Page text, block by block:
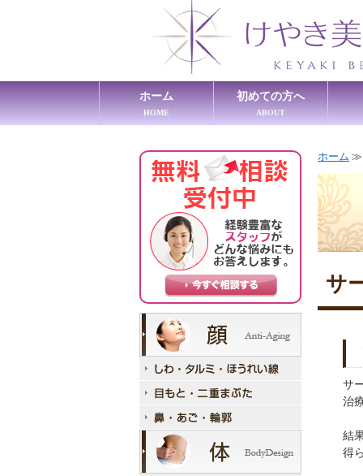
ホーム
HOME
初めての方へ
ABOUT
ホーム ≫
サ
サ
治
結
得